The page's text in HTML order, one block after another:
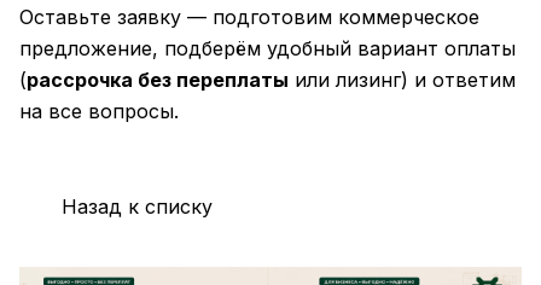
Оставьте заявку — подготовим коммерческое
предложение, подберём удобный вариант оплаты
(рассрочка без переплаты или лизинг) и ответим
на все вопросы.
Назад к списку